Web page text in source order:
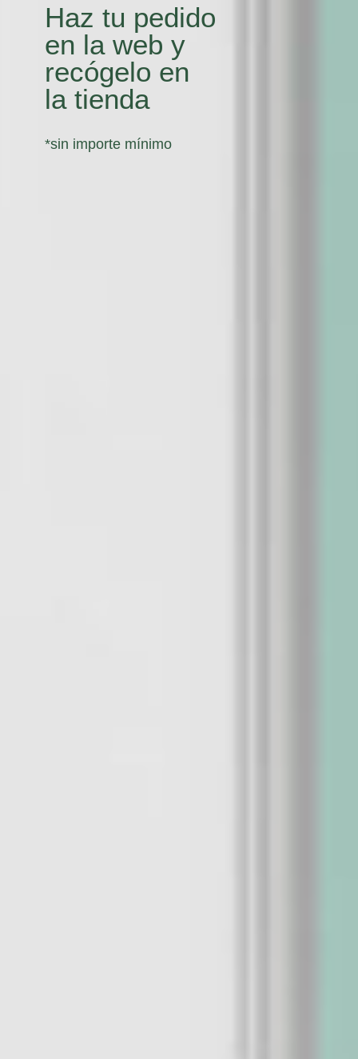
Haz tu pedido
en la web y
recógelo en
la tienda
*sin importe mínimo